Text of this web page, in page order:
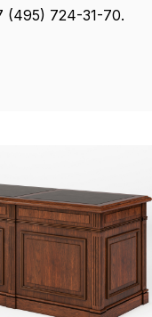
(495) 724-31-70.